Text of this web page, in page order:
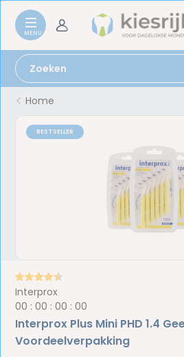
Home
BESTSELLER
Interprox
00 :00 :00 :00
Interprox Plus Mini PHD 1.4
Voordeelverpakking